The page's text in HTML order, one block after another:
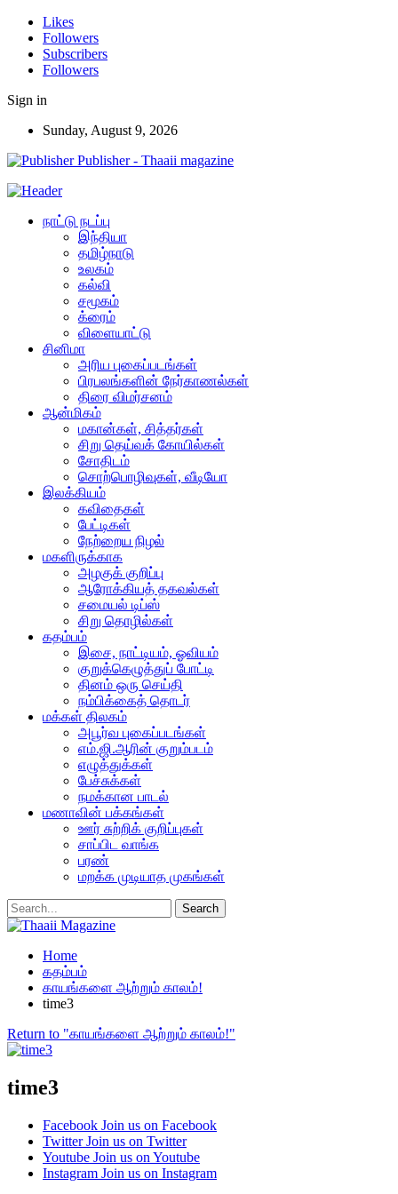
Likes
Followers
Subscribers
Followers
Sign in
Sunday, August 9, 2026
Publisher - Thaaii magazine
நாட்டு நடப்பு
இந்தியா
தமிழ்நாடு
உலகம்
கல்வி
சமூகம்
க்ரைம்
விளையாட்டு
சினிமா
அரிய புகைப்படங்கள்
பிரபலங்களின் நேர்காணல்கள்
திரை விமர்சனம்
ஆன்மிகம்
மகான்கள், சித்தர்கள்
சிறு தெய்வக் கோயில்கள்
சோதிடம்
சொற்பொழிவுகள், வீடியோ
இலக்கியம்
கவிதைகள்
பேட்டிகள்
நேற்றைய நிழல்
மகளிருக்காக
அழகுக் குறிப்பு
ஆரோக்கியத் தகவல்கள்
சமையல் டிப்ஸ்
சிறு தொழில்கள்
கதம்பம்
இசை, நாட்டியம், ஓவியம்
குறுக்கெழுத்துப் போட்டி
தினம் ஒரு செய்தி
நம்பிக்கைத் தொடர்
மக்கள் திலகம்
அபூர்வ புகைப்படங்கள்
எம்.ஜி.ஆரின் குறும்படம்
எழுத்துக்கள்
பேச்சுக்கள்
நமக்கான பாடல்
மணாவின் பக்கங்கள்
ஊர் சுற்றிக் குறிப்புகள்
சாப்பிட வாங்க
பரண்
மறக்க முடியாத முகங்கள்
Home
கதம்பம்
காயங்களை ஆற்றும் காலம்!
time3
Return to "காயங்களை ஆற்றும் காலம்!"
time3
Facebook Join us on Facebook
Twitter Join us on Twitter
Youtube Join us on Youtube
Instagram Join us on Instagram